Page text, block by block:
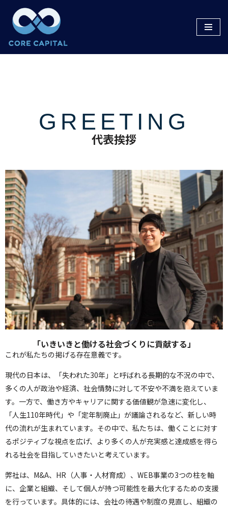
コ
ン
テ
GREETING
代表挨拶
「いきいきと働ける社会づくりに貢献する」
これが私たちの掲げる存在意義です。
現代の日本は、「失われた30年」と呼ばれる長期的な不況の中で、
多くの人が政治や経済、社会情勢に対して不安や不満を抱えていま
す。一方で、働き方やキャリアに関する価値観が急速に変化し、
「人生110年時代」や「定年制廃止」が議論されるなど、新しい時
代の流れが生まれています。その中で、私たちは、働くことに対す
るポジティブな視点を広げ、より多くの人が充実感と達成感を得ら
れる社会を目指していきたいと考えています。
弊社は、M&A、HR（人事・人材育成）、WEB事業の3つの柱を軸
に、企業と組織、そして個人が持つ可能性を最大化するための支援
を行っています。具体的には、会社の待遇や制度の見直し、組織の